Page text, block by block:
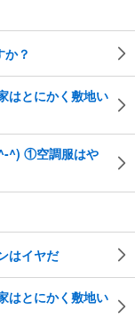
？
はとにかく敷地い
^) ①空調服はや
はイヤだ
はとにかく敷地い